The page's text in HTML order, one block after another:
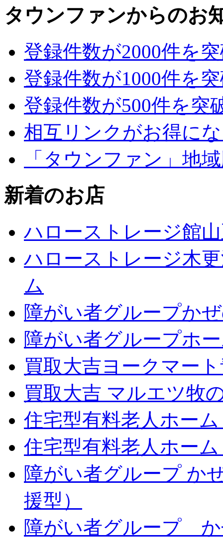
タウンファンからのお
登録件数が2000件を
登録件数が1000件を
登録件数が500件を突
相互リンクがお得に
「タウンファン」地
新着のお店
ハローストレージ館
ハローストレージ木
ム
障がい者グループか
障がい者グループホ
買取大吉ヨークマー
買取大吉 マルエツ牧
住宅型有料老人ホー
住宅型有料老人ホー
障がい者グループ か
援型）
障がい者グループ か